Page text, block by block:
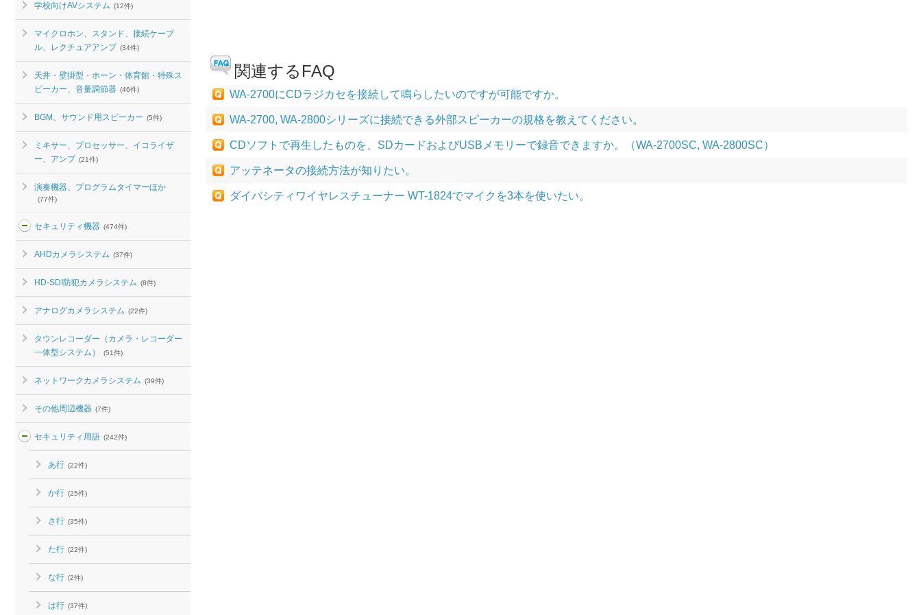
学校向けAVシステム (12件)
マイクロホン、スタンド、接続ケーブ
ル、レクチュアアンプ (34件)
天井・壁掛型・ホーン・体育館・特殊ス
ピーカー、音量調節器 (46件)
BGM、サウンド用スピーカー (5件)
ミキサー、プロセッサー、イコライザ
ー、アンプ (21件)
演奏機器、プログラムタイマーほか
(77件)
セキュリティ機器 (474件)
AHDカメラシステム (37件)
HD-SDI防犯カメラシステム (8件)
アナログカメラシステム (22件)
タウンレコーダー（カメラ・レコーダー
一体型システム）
(51件)
ネットワークカメラシステム (39件)
その他周辺機器 (7件)
セキュリティ用語 (242件)
あ行 (22件)
か行 (25件)
さ行 (35件)
た行 (22件)
な行 (2件)
は行 (37件)
関連するFAQ
WA-2700にCDラジカセを接続して鳴らしたいのですが可能ですか。
WA-2700, WA-2800シリーズに接続できる外部スピーカーの規格を教えてください。
CDソフトで再生したものを、SDカードおよびUSBメモリーで録音できますか。（WA-2700SC, WA-2800SC）
アッテネータの接続方法が知りたい。
ダイバシティワイヤレスチューナー WT-1824でマイクを3本を使いたい。